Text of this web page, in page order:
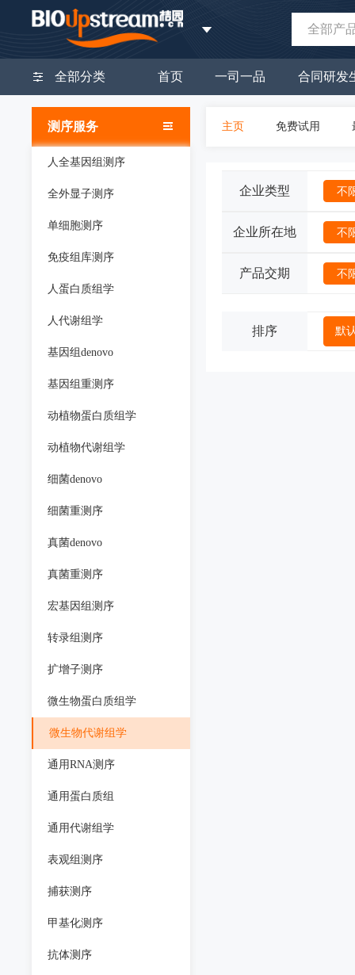
全部产
全部分类 首页 一司一品 合同研发
测序服务
人全基因组测序
全外显子测序
单细胞测序
免疫组库测序
人蛋白质组学
人代谢组学
基因组denovo
基因组重测序
动植物蛋白质组学
动植物代谢组学
细菌denovo
细菌重测序
真菌denovo
真菌重测序
宏基因组测序
转录组测序
扩增子测序
微生物蛋白质组学
微生物代谢组学
通用RNA测序
通用蛋白质组
通用代谢组学
表观组测序
捕获测序
甲基化测序
抗体测序
主页 免费试用
企业类型 不
企业所在地 不
产品交期 不
排序 默